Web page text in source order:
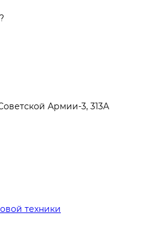
?
Армии-3, 313А
техники